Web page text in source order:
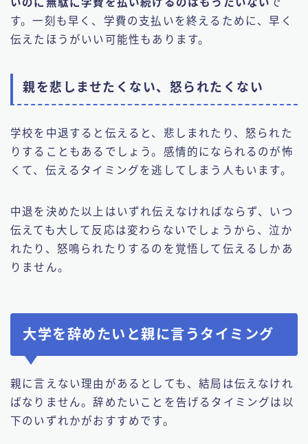
す。一刻も早く、学費の支払いを終えるために、早く
伝えたほうがいい可能性もあります。
親を悲しませたくない、怒られたくない
学校を中退すると伝えると、悲しまれたり、怒られた
りすることもあるでしょう。感情的になられるのが怖
くて、伝えるタイミングを逃してしまう人もいます。
中退を決めた以上はいずれ伝えなければならず、いつ
伝えても大して反応は変わらないでしょうから、泣か
れたり、怒鳴られたりするのを覚悟して伝えるしかあ
りません。
大学を辞めたいと親に言うタイミング
親に言えない理由があるとしても、結局は伝えなけれ
ばなりません。辞めたいことを告げるタイミングは以
下のいずれかがおすすめです。